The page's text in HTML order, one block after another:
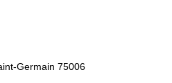
Germain 75006